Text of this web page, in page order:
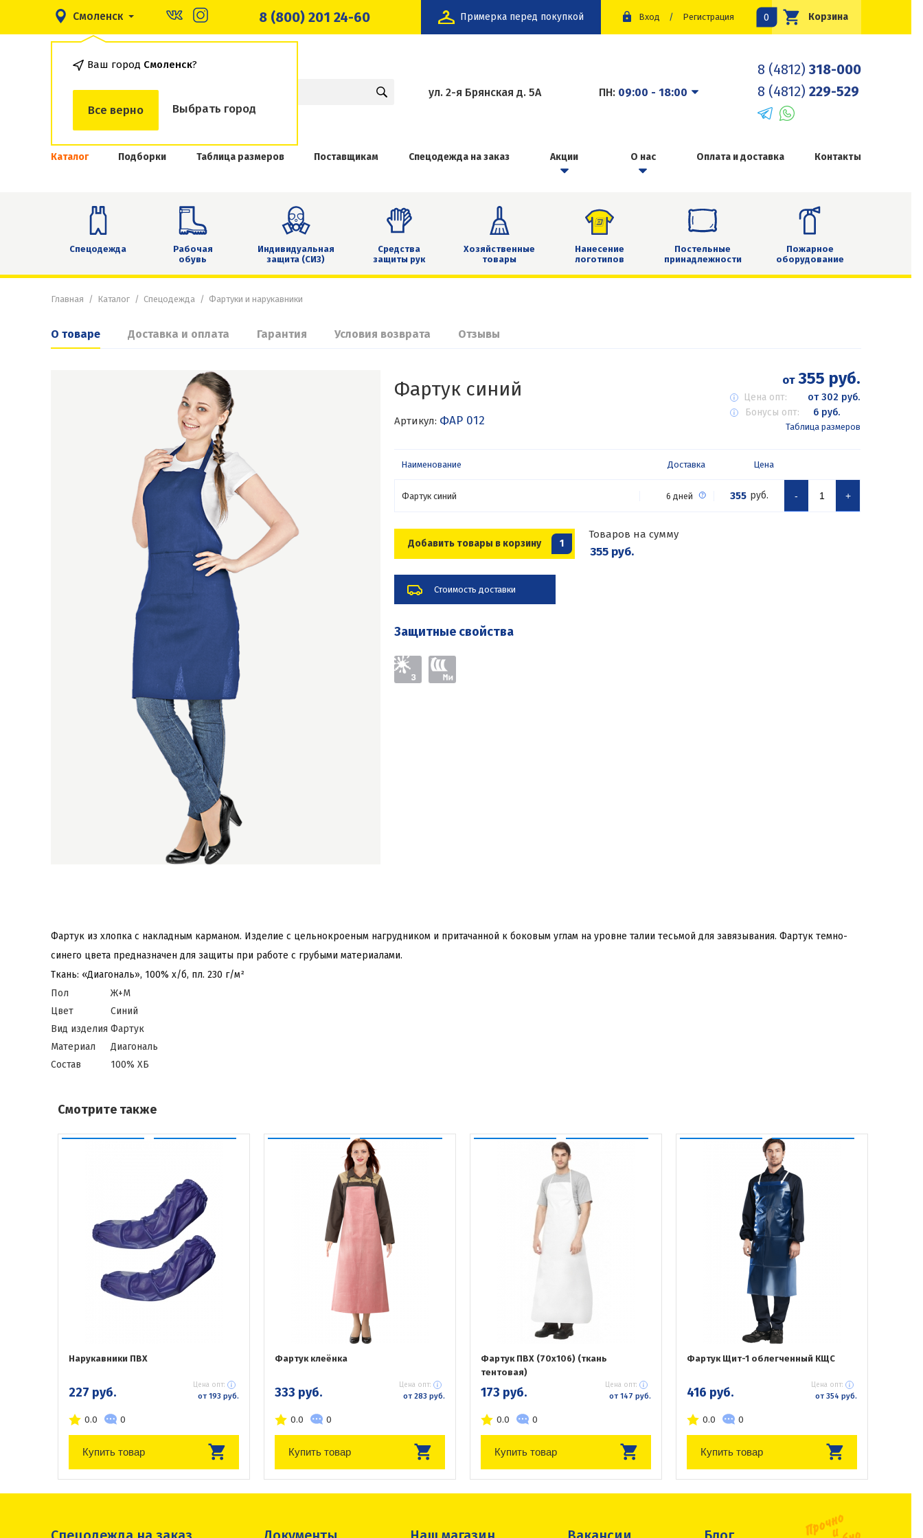
Смоленск
Ваш город Смоленск?
Все верно Выбрать город
8 (800) 201 24-60 Примерка перед покупкой Вход / Регистрация Корзина
0
ул. 2-я Брянская д. 5А ПН: 09:00 - 18:00
8 (4812) 318-000
8 (4812) 229-529
Каталог Подборки Таблица размеров Поставщикам Спецодежда на заказ Акции О нас Оплата и доставка Контакты
Спецодежда
Рабочая
обувь
Индивидуальная
защита (СИЗ)
Средства
защиты рук
Хозяйственные
товары
Нанесение
логотипов
Постельные
принадлежности
Пожарное
оборудование
Главная Каталог Спецодежда Фартуки и нарукавники
О товаре Доставка и оплата Гарантия Условия возврата Отзывы
Фартук синий
Артикул: ФАР 012
от355 руб.
Цена опт:
от 302 руб.
Бонусы опт:
6 руб.
Таблица размеров
Наименование Доставка Цена
Фартук синий 6 дней 355 руб. - +
Добавить товары в корзину 1
Товаров на сумму
355 руб.
Стоимость доставки
Защитные свойства
Фартук из хлопка с накладным карманом. Изделие с цельнокроеным нагрудником и притачанной к боковым углам на уровне талии тесьмой для завязывания. Фартук темно-
синего цвета предназначен для защиты при работе с грубыми материалами.
Ткань: «Диагональ», 100% х/б, пл. 230 г/м²
Пол
Ж+М
Цвет
Синий
Вид изделия Фартук
Материал
Диагональ
Состав
100% ХБ
Смотрите также
Нарукавники ПВХ
227 руб. Цена опт:
от 193 руб.
0.0 0
Купить товар
Фартук клеёнка
333 руб. Цена опт:
от 283 руб.
0.0 0
Купить товар
Фартук ПВХ (70х106) (ткань
тентовая)
173 руб. Цена опт:
от 147 руб.
0.0 0
Купить товар
Фартук Щит-1 облегченный КЩС
416 руб. Цена опт:
от 354 руб.
0.0 0
Купить товар